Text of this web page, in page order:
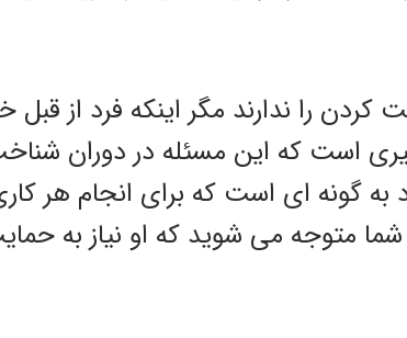
را ندارند مگر اینکه فرد از قبل
است که این مسئله در دوران
به گونه ای است که برای انجام هر
متوجه می شوید که او نیاز به